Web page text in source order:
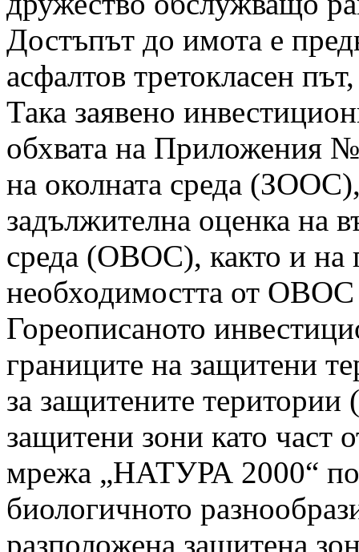
Достъпът до имота е
асфалтов третокласен
Така заявено
обхвата на Приложения
на околната среда
задължителна оценка на
среда (ОВОС), както и на
необходимостта от
Гореописаното
границите на защитени
за защитените
защитени зони като част
мрежа „НАТУРА 2000“ по
биологичното
разположена защитена